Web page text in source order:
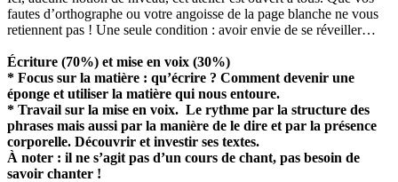
fautes d’orthographe ou votre angoisse de la page blanche ne vous
retiennent pas ! Une seule condition : avoir envie de se réveiller…
Écriture (70%) et mise en voix (30%)
* Focus sur la matière : qu’écrire ? Comment devenir une
éponge et utiliser la matière qui nous entoure.
* Travail sur la mise en voix. Le rythme par la structure des
phrases mais aussi par la manière de le dire et par la présence
corporelle. Découvrir et investir ses textes.
À noter : il ne s’agit pas d’un cours de chant, pas besoin de
savoir chanter !